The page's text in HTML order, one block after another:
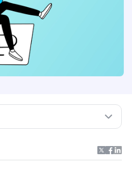
?
큰 혜택을 받을 수 있는 사람